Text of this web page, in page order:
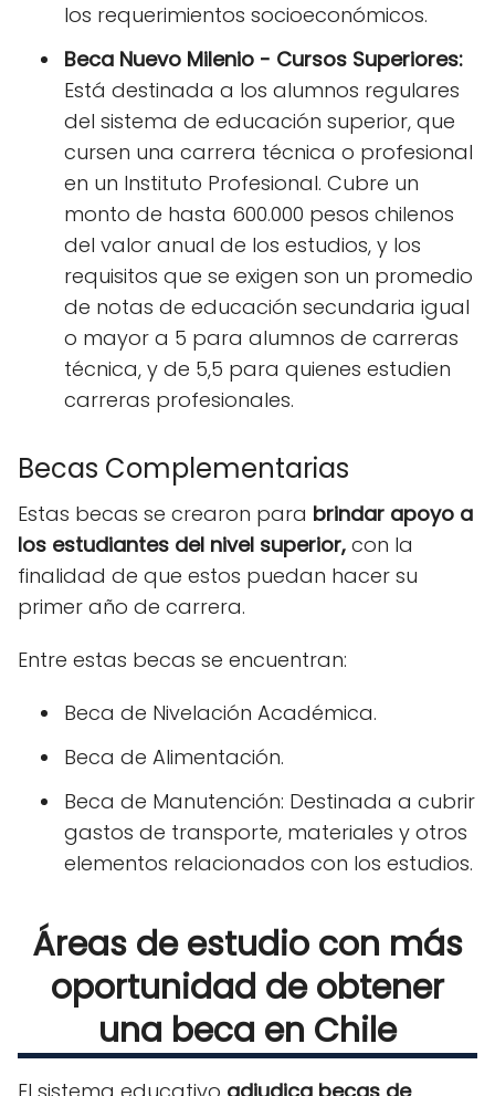
los requerimientos socioeconómicos.
Beca Nuevo Milenio - Cursos Superiores:
Está destinada a los alumnos regulares
del sistema de educación superior, que
cursen una carrera técnica o profesional
en un Instituto Profesional. Cubre un
monto de hasta 600.000 pesos chilenos
del valor anual de los estudios, y los
requisitos que se exigen son un promedio
de notas de educación secundaria igual
o mayor a 5 para alumnos de carreras
técnica, y de 5,5 para quienes estudien
carreras profesionales.
Becas Complementarias
Estas becas se crearon para brindar apoyo a
los estudiantes del nivel superior, con la
finalidad de que estos puedan hacer su
primer año de carrera.
Entre estas becas se encuentran:
Beca de Nivelación Académica.
Beca de Alimentación.
Beca de Manutención: Destinada a cubrir
gastos de transporte, materiales y otros
elementos relacionados con los estudios.
Áreas de estudio con más
oportunidad de obtener
una beca en Chile